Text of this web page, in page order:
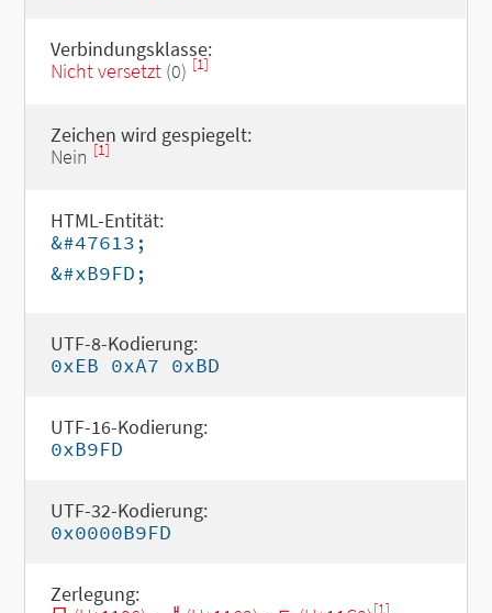
Verbindungsklasse:
Nicht versetzt(0) [1]
Zeichen wird gespiegelt:
Nein [1]
HTML-Entität:
&#47613;
&#xB9FD;
UTF-8-Kodierung:
0xEB 0xA7 0xBD
UTF-16-Kodierung:
0xB9FD
UTF-32-Kodierung:
0x0000B9FD
Zerlegung:
[1]